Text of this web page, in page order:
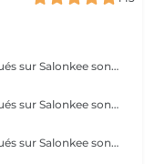
Veuillez prendre note que les prix indiqués sur Salonkee sont communiqués à titre informatif et s'entendent de base. Ces derniers sont susceptibles de varier selon le diagnostic réalisé à votre arrivée au salon et l'expertise du professionnel à qui vous confiez votre beauté. Dans tous les cas, un devis précis vous sera proposé et toutes réalisations de prestations seront effectuées avec votre accord. Un grand merci d'avance pour votre compréhension. Au plaisir de vous recevoir très vite.
Veuillez prendre note que les prix indiqués sur Salonkee sont communiqués à titre informatif et s'entendent de base. Ces derniers sont susceptibles de varier selon le diagnostic réalisé à votre arrivée au salon et l'expertise du professionnel à qui vous confiez votre beauté. Dans tous les cas, un devis précis vous sera proposé et toutes réalisations de prestations seront effectuées avec votre accord. Un grand merci d'avance pour votre compréhension. Au plaisir de vous recevoir très vite.
Veuillez prendre note que les prix indiqués sur Salonkee sont communiqués à titre informatif et s'entendent de base. Ces derniers sont susceptibles de varier selon le diagnostic réalisé à votre arrivée au salon et l'expertise du professionnel à qui vous confiez votre beauté. Dans tous les cas, un devis précis vous sera proposé et toutes réalisations de prestations seront effectuées avec votre accord. Un grand merci d'avance pour votre compréhension. Au plaisir de vous recevoir très vite.